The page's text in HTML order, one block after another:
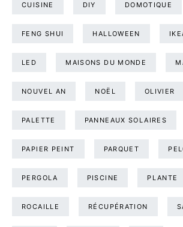
CUISINE DIY DOMOTIQUE
FENG SHUI HALLOWEEN
LED MAISONS DU MONDE
NOUVEL AN NOËL OLIVIER
PALETTE PANNEAUX SOLAIRES
PAPIER PEINT PARQUET
PERGOLA PISCINE PLANTE
ROCAILLE RÉCUPÉRATION